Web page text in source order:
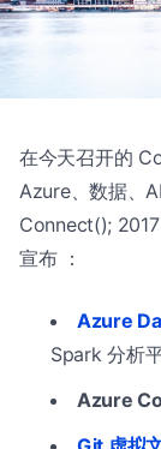
在今天召开的
Azure、数据、
Connect();
宣布 ：
Azure
Spark 分析
Azure